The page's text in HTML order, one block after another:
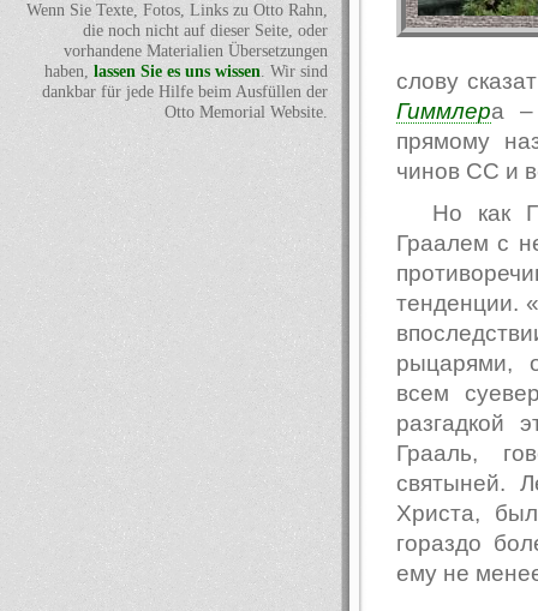
слову
Гиммлера –
прямому
чинов СС и
Но как
Граалем с
тенденции.
рыцарями,
всем
разгадкой
Грааль,
святыней.
Христа,
гораздо
ему не
Wenn Sie Texte, Fotos, Links zu Otto Rahn,
die noch nicht auf dieser Seite, oder
vorhandene Materialien Übersetzungen
haben, lassen Sie es uns wissen. Wir sind
dankbar für jede Hilfe beim Ausfüllen der
Otto Memorial Website.